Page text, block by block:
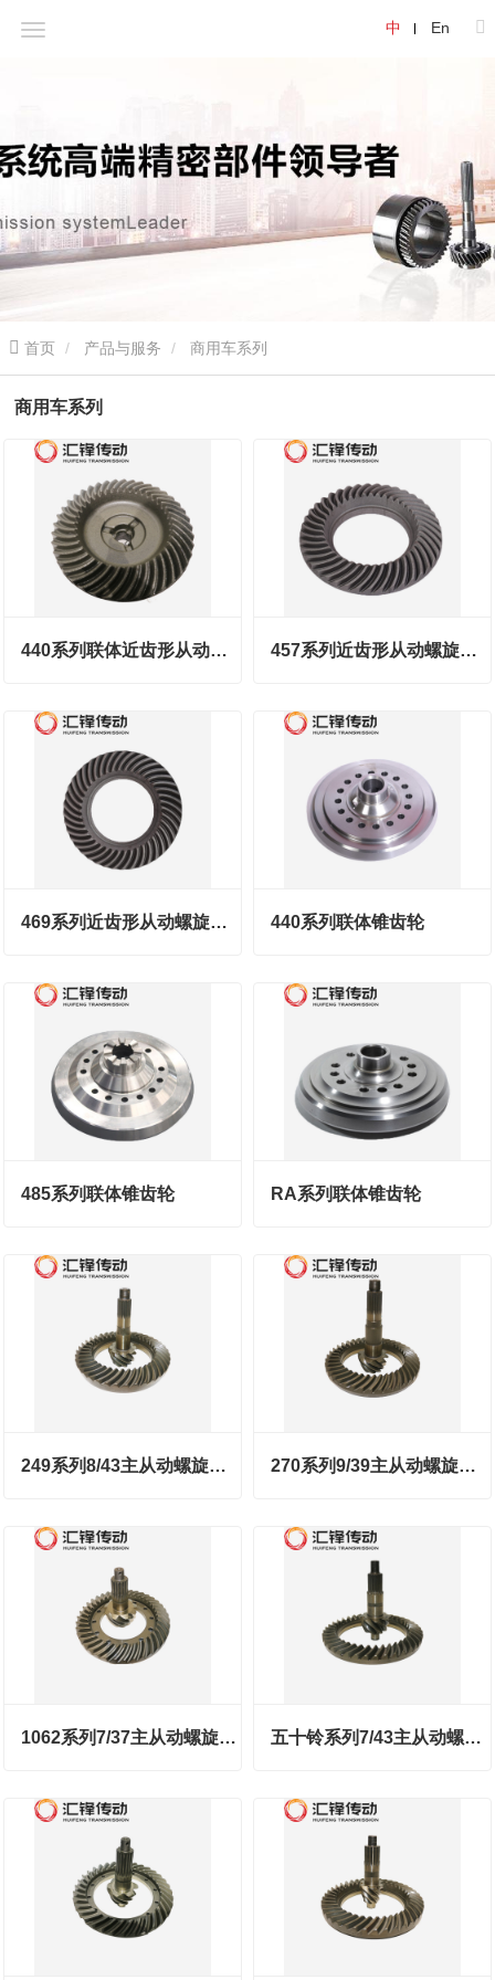
中 En
首页 产品与服务 商用车系列
商用车系列
440系列联体近齿形从动螺旋锥齿轮 457系列近齿形从动螺旋锥齿轮
469系列近齿形从动螺旋锥齿轮 440系列联体锥齿轮
485系列联体锥齿轮 RA系列联体锥齿轮
249系列8/43主从动螺旋锥齿轮 270系列9/39主从动螺旋锥齿轮
1062系列7/37主从动螺旋锥齿轮 五十铃系列7/43主从动螺旋锥齿轮